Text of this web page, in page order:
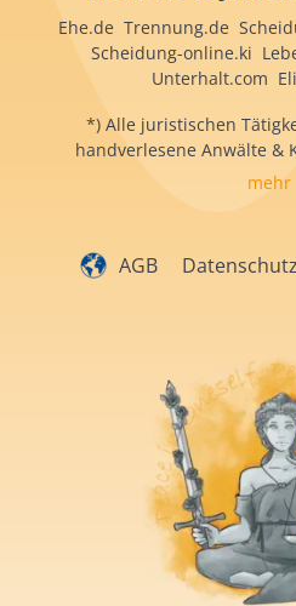
Ehe.de Trennung.de
Scheidung-online.ki
Unterhalt.com
*) Alle juristischen
handverlesene Anwälte &
mehr
AGB Datenschutz